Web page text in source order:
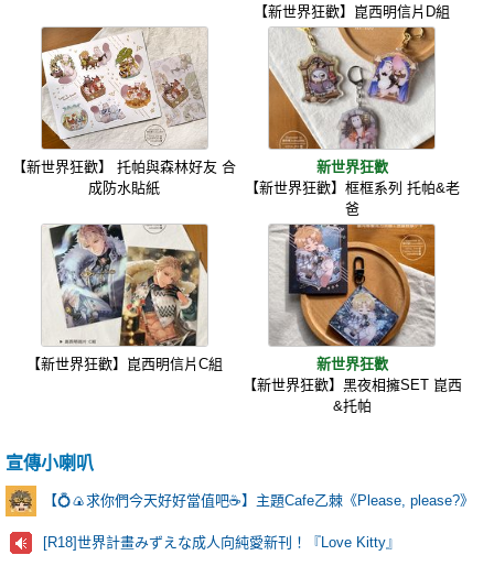
【新世界狂歡】崑西明信片D組
【新世界狂歡】 托帕與森林好友 合
成防水貼紙
新世界狂歡
【新世界狂歡】框框系列 托帕&老
爸
【新世界狂歡】崑西明信片C組
新世界狂歡
【新世界狂歡】黑夜相擁SET 崑西
&托帕
宣傳小喇叭
【💍🍙求你們今天好好當值吧☕️】主題Cafe乙棘《Please, please?》
[R18]世界計畫みずえな成人向純愛新刊！『Love Kitty』